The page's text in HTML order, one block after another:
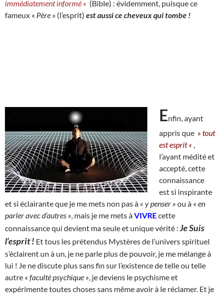
immédiatement informé « (Bible) : évidemment, puisque ce
fameux « Père » (l’esprit) est aussi ce cheveux qui tombe !
Enfin, ayant
appris que » tout
est esprit «
l’ayant médité et
accepté, cette
connaissance
est si inspirante
et si éclairante que je me mets non pas à « y penser » ou à « en
parler avec d’autres » , mais je me mets àVIVREcette
connaissance qui devient ma seule et unique vérité : Je Suis
l’esprit ! Et tous les prétendus Mystères de l’univers spirituel
s’éclairent un à un, je ne parle plus de pouvoir, je me mélange à
lui ! Je ne discute plus sans fin sur l’existence de telle ou telle
autre « faculté psychique » , je deviens le psychisme et
expérimente toutes choses sans même avoir à le réclamer. Et je